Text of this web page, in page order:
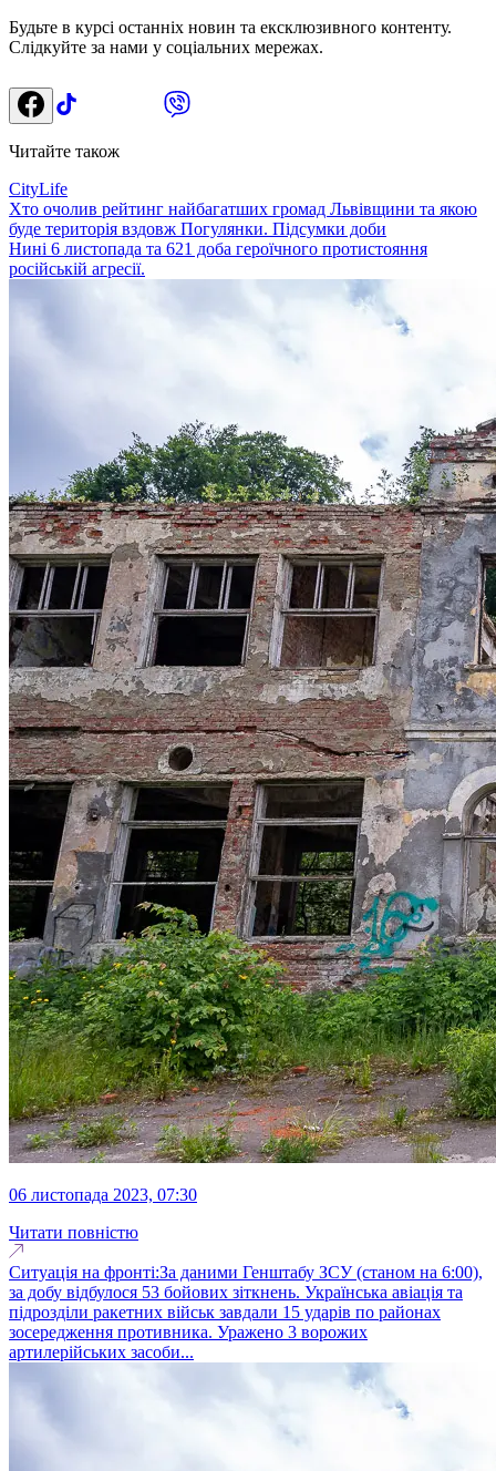
Будьте в курсі останніх новин та ексклюзивного контенту.
Слідкуйте за нами у соціальних мережах.
Читайте також
CityLife
Хто очолив рейтинг найбагатших громад Львівщини та якою
буде територія вздовж Погулянки. Підсумки доби
Нині 6 листопада та 621 доба героїчного протистояння
російській агресії.
06 листопада 2023, 07:30
Читати повністю
Ситуація на фронті:За даними Генштабу ЗСУ (станом на 6:00),
за добу відбулося 53 бойових зіткнень. Українська авіація та
підрозділи ракетних військ завдали 15 ударів по районах
зосередження противника. Уражено 3 ворожих
артилерійських засоби...